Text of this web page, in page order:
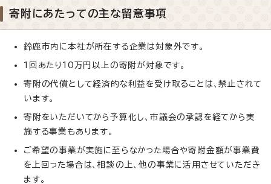
寄附にあたっての主な留意事項
鈴鹿市内に本社が所在する企業は対象外です。
1回あたり10万円以上の寄附が対象です。
寄附の代償として経済的な利益を受け取ることは、禁止されて
います。
寄附をいただいてから予算化し、市議会の承認を経てから実
施する事業もあります。
ご希望の事業が実施に至らなかった場合や寄附金額が事業費
を上回った場合は、相談の上、他の事業に活用させていただき
ます。